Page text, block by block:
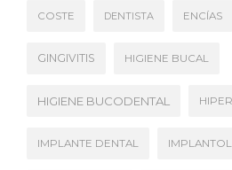
COSTE DENTISTA ENCÍAS
GINGIVITIS HIGIENE BUCAL
HIGIENE BUCODENTAL
IMPLANTE DENTAL